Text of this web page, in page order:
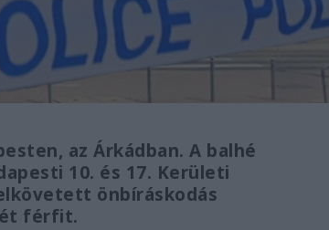
az Árkádban. A balhé
10. és 17. Kerületi
önbíráskodás
férfit.